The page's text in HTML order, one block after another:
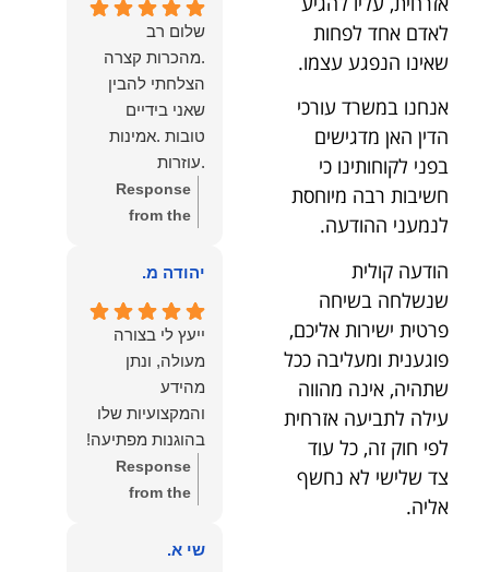
לאדם אחד לפחות
שאינו הנפגע עצמו.
אנחנו במשרד עורכי
הדין האן מדגישים
בפני לקוחותינו כי
חשיבות רבה מיוחסת
לנמעני ההודעה.
הודעה קולית
שנשלחה בשיחה
פרטית ישירות אליכם,
פוגענית ומעליבה ככל
שתהיה, אינה מהווה
עילה לתביעה אזרחית
לפי חוק זה, כל עוד
צד שלישי לא נחשף
אליה.
מקצועי, אמין
ומסור.
שלום רב
.מהכרות קצרה
הצלחתי להבין
שאני בידיים
טובות .אמינות
.עוזרות
.ומקשיבות .אין לי
מילים להודות
העוצמות
.והצגת אמת
.תודה לכם תמיד
תשאירו לי אור
בעניים .
Response
from the
רבה על המילים
והחמות! כיף
גדול לשמוע
שהרגשת בידיים
טובות. בשביל
הצוות שלנו זה
שווה את הכל.
נשמח תמיד
לעמוד לרשותך!
משרד עורכי דין
יהודה מ.
ייעץ לי בצורה
מעולה, ונתן
מהידע
והמקצועיות שלו
בהוגנות מפתיעה!
Response
from the
יהודה, תודה
שי א.